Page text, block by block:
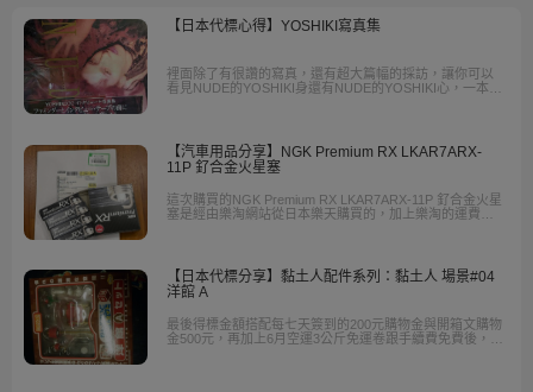
【日本代標心得】YOSHIKI寫真集
裡面除了有很讚的寫真，還有超大篇幅的採訪，讓你可以
看見NUDE的YOSHIKI身還有NUDE的YOSHIKI心，一本滿
【汽車用品分享】NGK Premium RX LKAR7ARX-
11P 釕合金火星塞
這次購買的NGK Premium RX LKAR7ARX-11P 釕合金火星
塞是經由樂淘網站從日本樂天購買的，加上樂淘的運費抵
【日本代標分享】黏土人配件系列：黏土人 場景#04
洋館 A
最後得標金額搭配每七天簽到的200元購物金與開箱文購物
金500元，再加上6月空運3公斤免運卷跟手續費免費後，總